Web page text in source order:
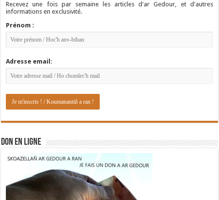
Recevez une fois par semaine les articles d'ar Gedour, et d'autres
informations en exclusivité.
Prénom :
Adresse email:
DON EN LIGNE